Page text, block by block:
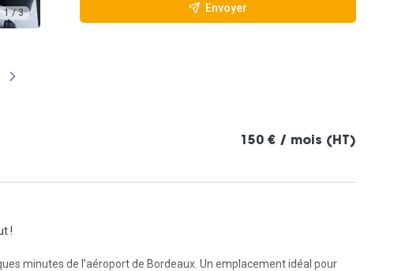
1 / 3 Envoyer
150 € / mois (HT)
!
minutes de l’aéroport de Bordeaux. Un emplacement idéal pour